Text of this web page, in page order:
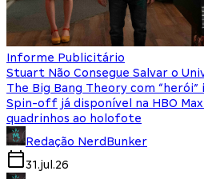
Informe Publicitário
Stuart Não Consegue Salvar o
The Big Bang Theory com “herói”
Spin-off já disponível na HBO
quadrinhos ao holofote
Redação NerdBunker
31.jul.26